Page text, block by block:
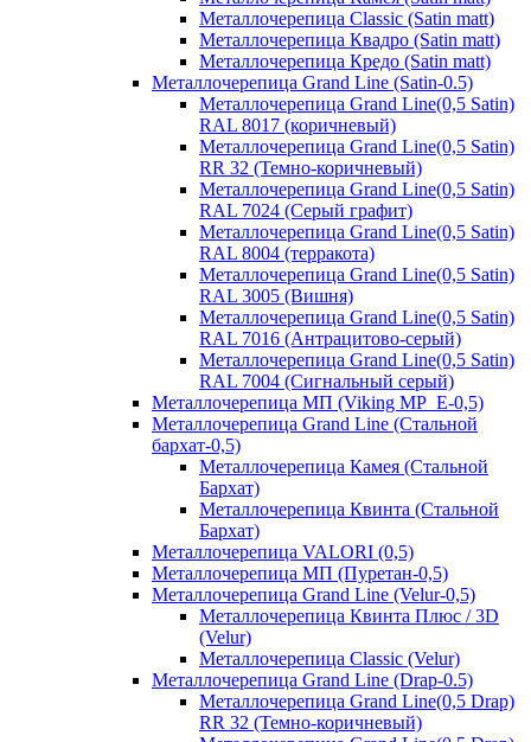
Металлочерепица Classic (Satin matt)
Металлочерепица Квадро (Satin matt)
Металлочерепица Кредо (Satin matt)
Металлочерепица Grand Line (Satin-0.5)
Металлочерепица Grand Line(0,5 Satin)
RAL 8017 (коричневый)
Металлочерепица Grand Line(0,5 Satin)
RR 32 (Темно-коричневый)
Металлочерепица Grand Line(0,5 Satin)
RAL 7024 (Серый графит)
Металлочерепица Grand Line(0,5 Satin)
RAL 8004 (терракота)
Металлочерепица Grand Line(0,5 Satin)
RAL 3005 (Вишня)
Металлочерепица Grand Line(0,5 Satin)
RAL 7016 (Антрацитово-серый)
Металлочерепица Grand Line(0,5 Satin)
RAL 7004 (Сигнальный серый)
Металлочерепица МП (Viking MP_E-0,5)
Металлочерепица Grand Line (Стальной
бархат-0,5)
Металлочерепица Камея (Стальной
Бархат)
Металлочерепица Квинта (Стальной
Бархат)
Металлочерепица VALORI (0,5)
Металлочерепица МП (Пуретан-0,5)
Металлочерепица Grand Line (Velur-0,5)
Металлочерепица Квинта Плюс / 3D
(Velur)
Металлочерепица Classic (Velur)
Металлочерепица Grand Line (Drap-0.5)
Металлочерепица Grand Line(0,5 Drap)
RR 32 (Темно-коричневый)